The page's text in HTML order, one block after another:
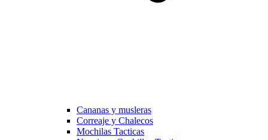
Cananas y musleras
Correaje y Chalecos
Mochilas Tacticas